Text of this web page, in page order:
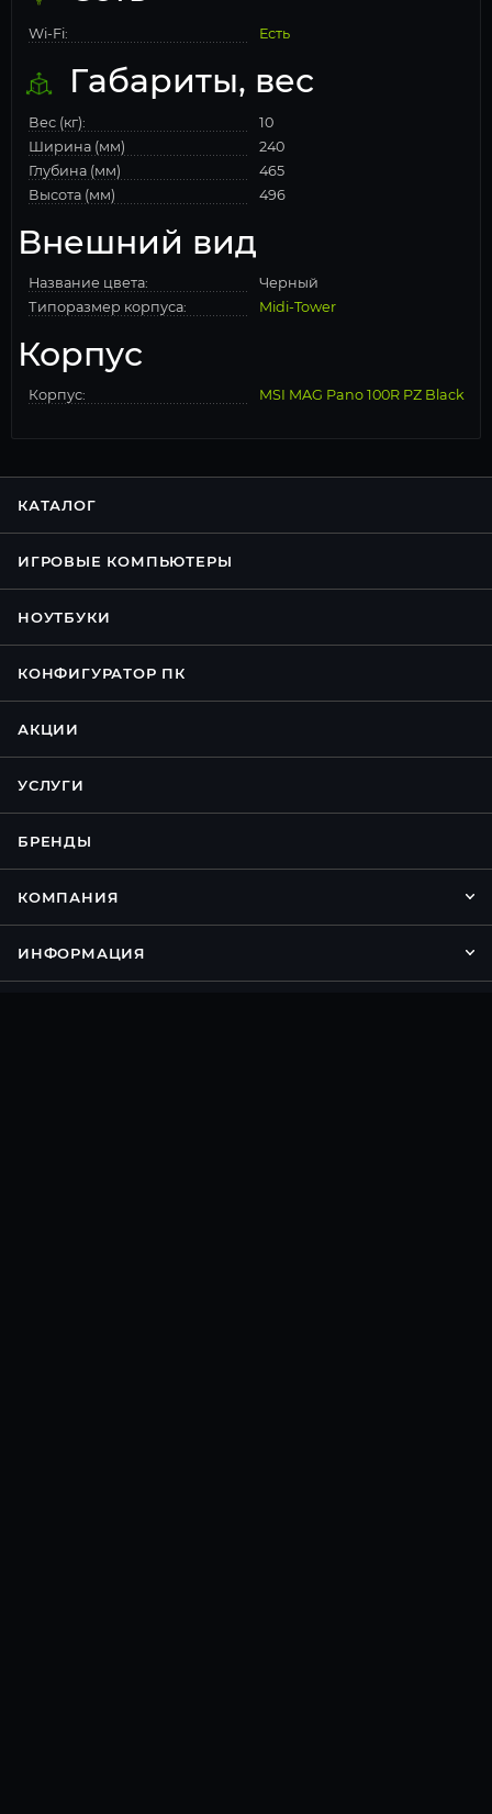
Wi-Fi: Есть
Габариты, вес
Вес (кг):
10
Ширина (мм)
240
Глубина (мм)
465
Высота (мм)
496
Внешний вид
Название цвета:
Черный
Типоразмер корпуса:
Midi-Tower
Корпус
Корпус: MSI MAG Pano 100R PZ Black
КАТАЛОГ
ИГРОВЫЕ КОМПЬЮТЕРЫ
НОУТБУКИ
КОНФИГУРАТОР ПК
АКЦИИ
УСЛУГИ
БРЕНДЫ
КОМПАНИЯ
ИНФОРМАЦИЯ